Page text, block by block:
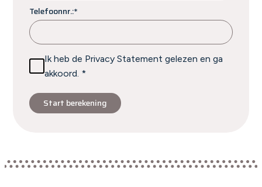
Telefoonnr.:*
Ik heb de Privacy Statement gelezen en ga
akkoord. *
Start berekening